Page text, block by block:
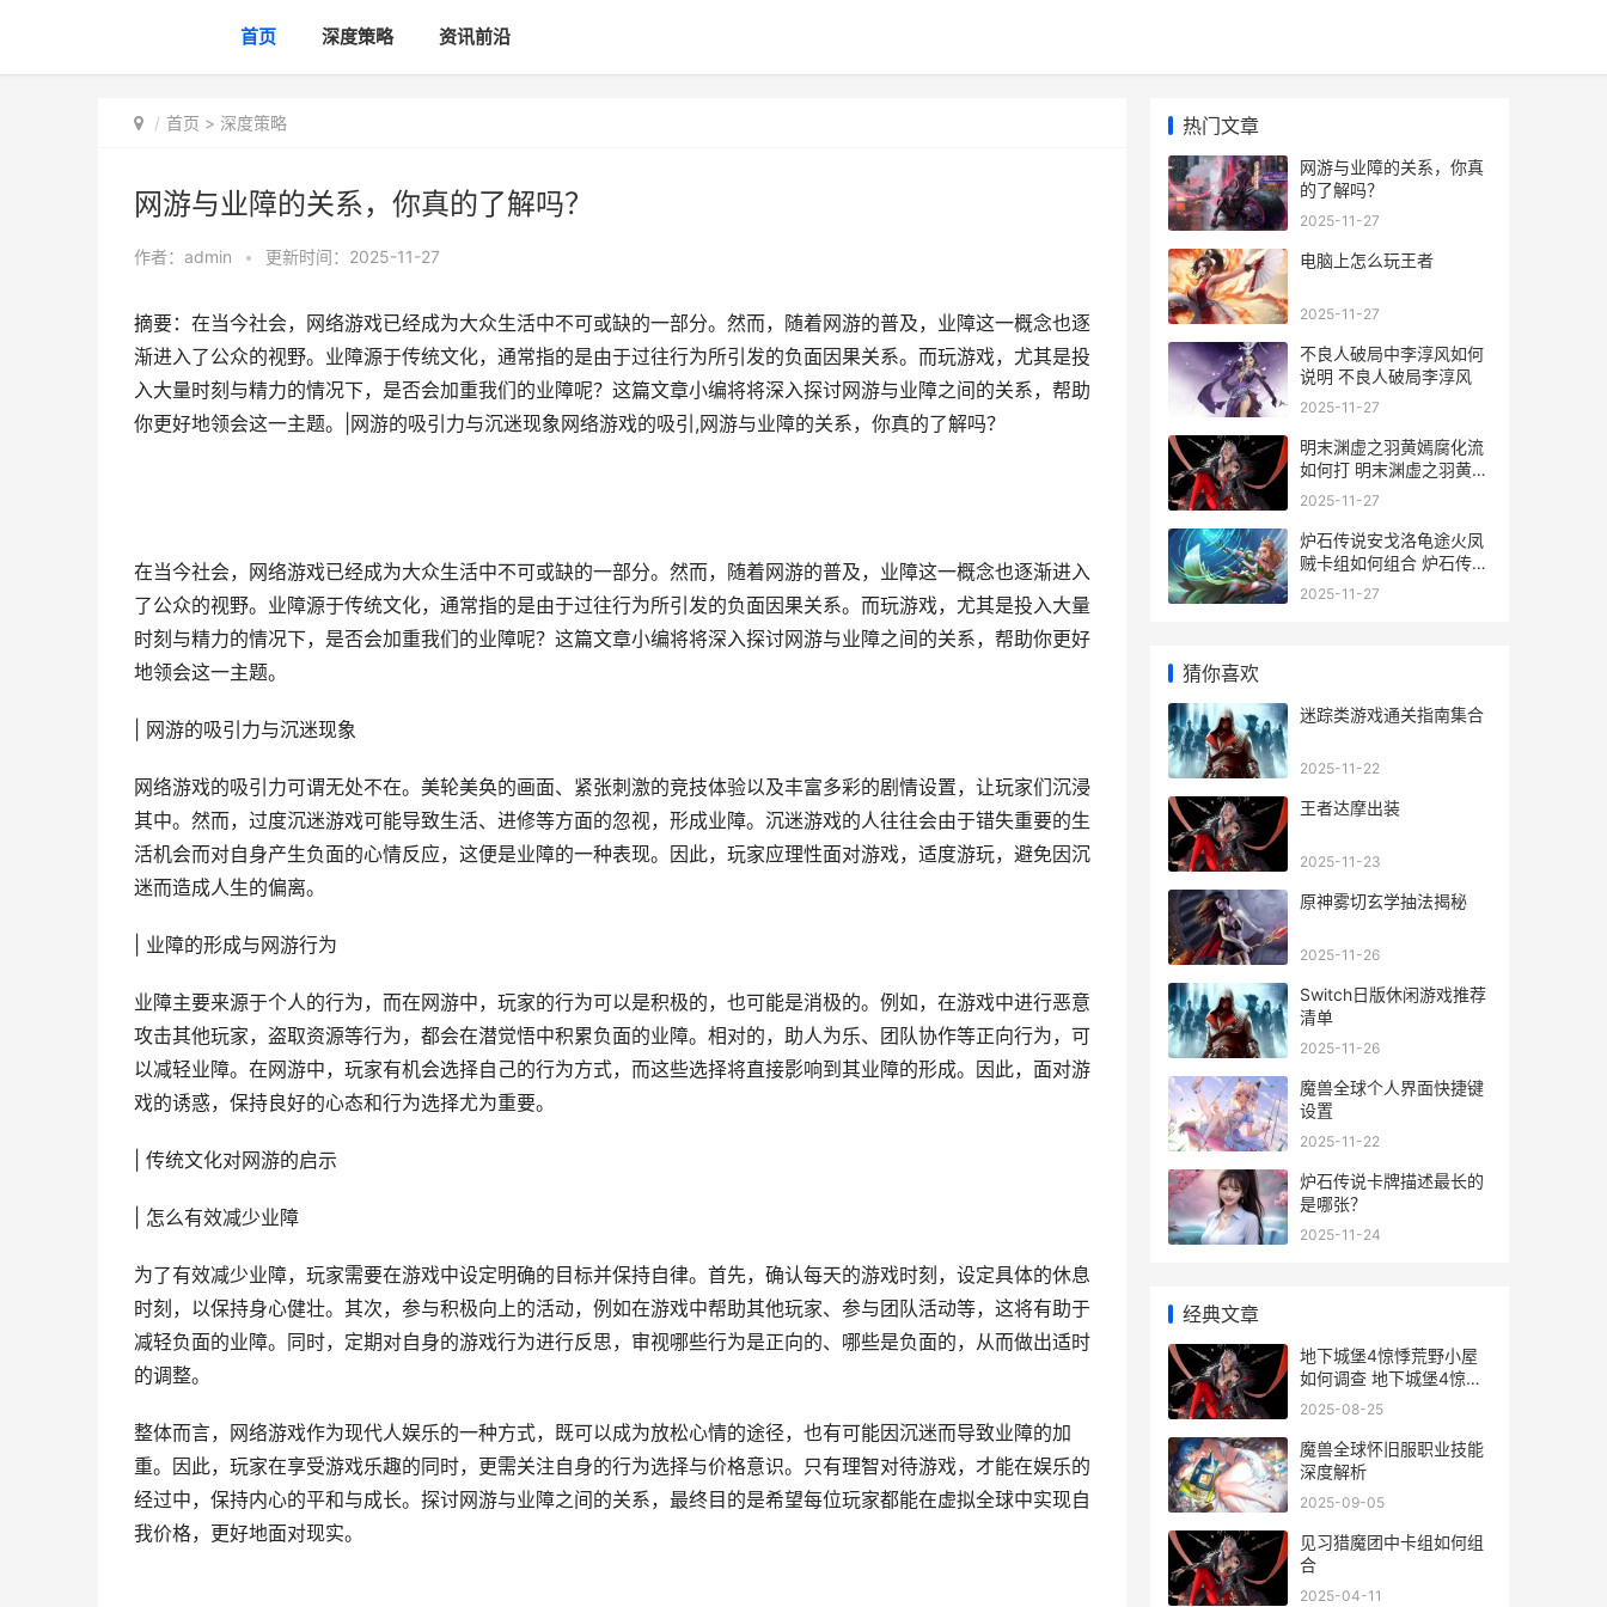
首页 深度策略 资讯前沿
首页 > 深度策略
网游与业障的关系，你真的了解吗？
作者： admin • 更新时间：2025-11-27
摘要：在当今社会，网络游戏已经成为大众生活中不可或缺的一部分。然而，随着网游的普及，业障这一概念也逐
渐进入了公众的视野。业障源于传统文化，通常指的是由于过往行为所引发的负面因果关系。而玩游戏，尤其是投
入大量时刻与精力的情况下，是否会加重我们的业障呢？这篇文章小编将将深入探讨网游与业障之间的关系，帮助
你更好地领会这一主题。|网游的吸引力与沉迷现象网络游戏的吸引,网游与业障的关系，你真的了解吗？
在当今社会，网络游戏已经成为大众生活中不可或缺的一部分。然而，随着网游的普及，业障这一概念也逐渐进入
了公众的视野。业障源于传统文化，通常指的是由于过往行为所引发的负面因果关系。而玩游戏，尤其是投入大量
时刻与精力的情况下，是否会加重我们的业障呢？这篇文章小编将将深入探讨网游与业障之间的关系，帮助你更好
地领会这一主题。
| 网游的吸引力与沉迷现象
网络游戏的吸引力可谓无处不在。美轮美奂的画面、紧张刺激的竞技体验以及丰富多彩的剧情设置，让玩家们沉浸
其中。然而，过度沉迷游戏可能导致生活、进修等方面的忽视，形成业障。沉迷游戏的人往往会由于错失重要的生
活机会而对自身产生负面的心情反应，这便是业障的一种表现。因此，玩家应理性面对游戏，适度游玩，避免因沉
迷而造成人生的偏离。
| 业障的形成与网游行为
业障主要来源于个人的行为，而在网游中，玩家的行为可以是积极的，也可能是消极的。例如，在游戏中进行恶意
攻击其他玩家，盗取资源等行为，都会在潜觉悟中积累负面的业障。相对的，助人为乐、团队协作等正向行为，可
以减轻业障。在网游中，玩家有机会选择自己的行为方式，而这些选择将直接影响到其业障的形成。因此，面对游
戏的诱惑，保持良好的心态和行为选择尤为重要。
| 传统文化对网游的启示
| 怎么有效减少业障
为了有效减少业障，玩家需要在游戏中设定明确的目标并保持自律。首先，确认每天的游戏时刻，设定具体的休息
时刻，以保持身心健壮。其次，参与积极向上的活动，例如在游戏中帮助其他玩家、参与团队活动等，这将有助于
减轻负面的业障。同时，定期对自身的游戏行为进行反思，审视哪些行为是正向的、哪些是负面的，从而做出适时
的调整。
整体而言，网络游戏作为现代人娱乐的一种方式，既可以成为放松心情的途径，也有可能因沉迷而导致业障的加
重。因此，玩家在享受游戏乐趣的同时，更需关注自身的行为选择与价格意识。只有理智对待游戏，才能在娱乐的
经过中，保持内心的平和与成长。探讨网游与业障之间的关系，最终目的是希望每位玩家都能在虚拟全球中实现自
我价格，更好地面对现实。
热门文章
网游与业障的关系，你真
的了解吗？
2025-11-27
电脑上怎么玩王者
2025-11-27
不良人破局中李淳风如何
说明 不良人破局李淳风
2025-11-27
明末渊虚之羽黄嫣腐化流
如何打 明末渊虚之羽黄嫣
的生平事迹及成就
2025-11-27
炉石传说安戈洛龟途火凤
贼卡组如何组合 炉石传说
安戈洛卡牌一览
2025-11-27
猜你喜欢
迷踪类游戏通关指南集合
2025-11-22
王者达摩出装
2025-11-23
原神雾切玄学抽法揭秘
2025-11-26
Switch日版休闲游戏推荐
清单
2025-11-26
魔兽全球个人界面快捷键
设置
2025-11-22
炉石传说卡牌描述最长的
是哪张？
2025-11-24
经典文章
地下城堡4惊悸荒野小屋
如何调查 地下城堡4惊悸
荒野宅邸怎么调查
2025-08-25
魔兽全球怀旧服职业技能
深度解析
2025-09-05
见习猎魔团中卡组如何组
合
2025-04-11